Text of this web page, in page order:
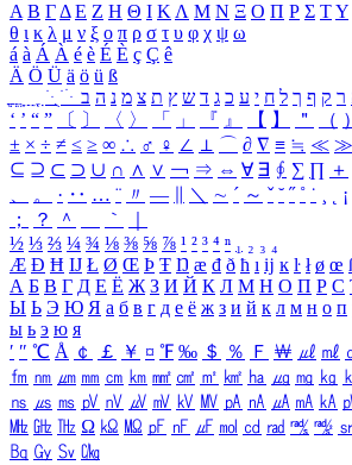
Α Β ΓΔ Ε Ζ Η Θ Ι ΚΛ Μ Ν Ξ Ο Π Ρ Σ ΤΥ
θ ι κ λ μ ν ξ ο π ρ σ τ υ φ χ ψ ω
á à Á À é è É È ç Ç ê
Ä Ö Ü ä ö ü ß
ִֶֹ ֻּ ׁׂ ר ק ף ך ל ח י ע כ ג ד ש ץ ת צ מ נ ה ב
‘ ’ “ ” 〔 〕 〈 〉 「 」 『 』 【 】 ＂ （ ）
± × ÷ ≠ ≤ ≥ ∞ ∴ ♂ ♀ ∠ ⊥ ⌒ ∂ ∇ ≡ ≒ ≪ ≫
⊆ ⊇ ⊂ ⊃ ∪ ∩ ∧ ∨ ￢ ⇒ ⇔ ∀ ∃ ∮ ∑ ∏ ＋
、
。 · ‥ … ¨ 〃 ― ＼ ∼ ´ ～ ˇ ˘ ˝ ˚ ˙ ¸ ¡
；
？ ＾ ｀
½ ⅓ ⅔ ¼ ¾ ⅛ ⅜ ⅝ ⅞ ¹ ² ³ ⁴ ⁿ ₁ ₂ ₃ ₄
Æ Ð Ħ Ĳ Ł Ø Œ Þ Ŧ Ŋ æ đ ð ħ ı ĳ ĸ ŀ ł ø œ
А Б В Г Д Е Ё Ж З И Й К Л М Н О П Р С
Ы Ь Э Ю Я а б в г д е ё ж з и й к л м н о п
ы ь э ю я
′ ″ ℃ Å ￠ ￡ ￥ ¤ ℉ ‰ ＄ ％ Ｆ ￦ ㎕ ㎖
㎙ ㎚ ㎛ ㎜ ㎝ ㎞ ㎟ ㎠ ㎡ ㎢ ㏊ ㎍ ㎎ ㎏
㎱ ㎲ ㎳ ㎴ ㎵ ㎶ ㎷ ㎸ ㎹ ㎀ ㎁ ㎂ ㎃ ㎄
㎒ ㎓ ㎔ Ω ㏀ ㏁ ㎊ ㎋ ㎌ ㏖ ㏅ ㎭ ㎮ ㎯
㏃ ㏉ ㏜ ㏆